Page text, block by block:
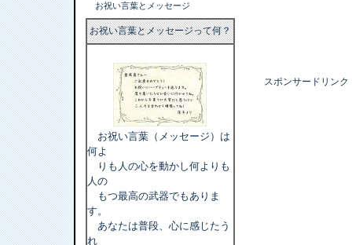
お祝い言葉とメッセージ
お祝い言葉とメッセージって何？
お祝い言葉（メッセージ）は
何よ
りも人の心を動かし何よりも
人の
もつ最高の武器でもありま
す。
あなたは普段、心に感じたう
れ
スポンサードリンク